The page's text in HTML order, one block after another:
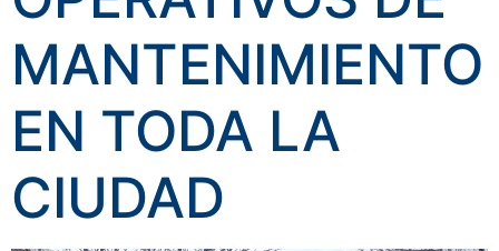
MANTENIMIENTO
EN TODA LA
CIUDAD